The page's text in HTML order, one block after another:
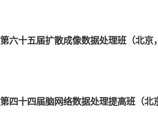
第六十五届扩散成像数据处理班（北京
第四十四届脑网络数据处理提高班（北